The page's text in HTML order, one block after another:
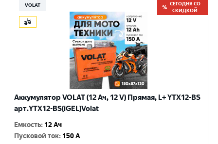
VOLAT
СЕГОДНЯ СО
СКИДКОЙ
Аккумулятор VOLAT (12 Ач, 12 V) Прямая, L+ YTX12-BS
арт.YTX12-BS(iGEL)Volat
Емкость: 12 Ач
Пусковой ток: 150 A